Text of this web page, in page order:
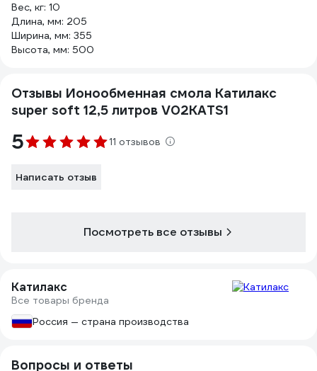
Вес, кг: 10
Длина, мм: 205
Ширина, мм: 355
Высота, мм: 500
Отзывы Ионообменная смола Катилакс
super soft 12,5 литров V02KATS1
5 11 отзывов
Написать отзыв
Посмотреть все отзывы
Катилакс
Все товары бренда
Россия — страна производства
Вопросы и ответы